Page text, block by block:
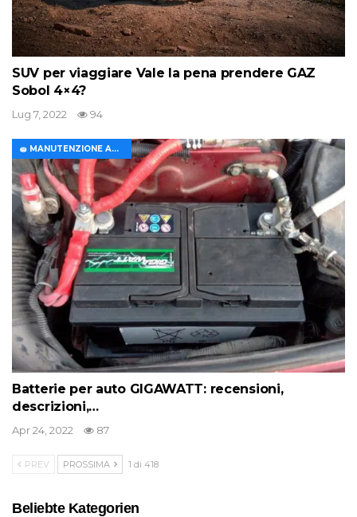
SUV per viaggiare Vale la pena prendere GAZ
Sobol 4×4?
Lug 7, 2022 94
🧽 MANUTENZIONE AUTO
Batterie per auto GIGAWATT: recensioni,
descrizioni,…
Apr 24, 2022 87
PREV PROSSIMA 1 di 418
Beliebte Kategorien